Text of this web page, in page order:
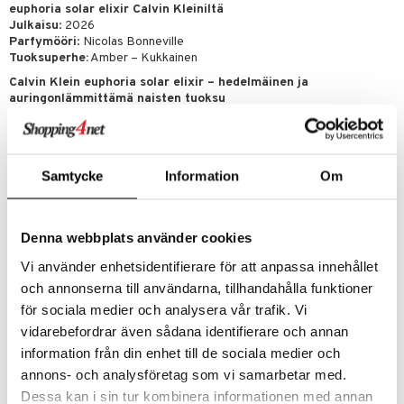
Samtycke Information Om
Denna webbplats använder cookies
Vi använder enhetsidentifierare för att anpassa innehållet
och annonserna till användarna, tillhandahålla funktioner
för sociala medier och analysera vår trafik. Vi
vidarebefordrar även sådana identifierare och annan
information från din enhet till de sociala medier och
annons- och analysföretag som vi samarbetar med.
Dessa kan i sin tur kombinera informationen med annan
euphoria solar elixir Calvin Kleiniltä
Julkaisu: 2026
Parfymööri: Nicolas Bonneville
Tuoksuperhe:Amber – Kukkainen
Calvin Klein euphoria solar elixir – hedelmäinen ja
auringonlämmittämä naisten tuoksu
Calvin Klein euphoria solar elixir Calvin Kleiniltä
on säteilevä ja
elinvoimainen naisten tuoksu, joka huokuu iloa ja energiaa. Tuoksu on
vaniljakukka levittää raikasta ja kevyesti hedelmäistä aromia, joka
antaa tuoksulle ainutlaatuisen ja modernin luonteen.
kultainen orkideakohtaa hedelmäisen avauksen ja luo lämpimän,
säteilevän hohteen. Pohjallavaniljauute ja setripuu-olemusantavat
pehmeän, kermaisen ja auringonlämmittämän lopetuksen, joka viipyy
iholla.
Korkealla28 %:n parfyymipitoisuudellaeuphoria solar elixir
tarjoaa intensiivisen tuoksuelämyksenpitkäkestoisella
pysyvyydellä. Tuloksena onhedelmäinen, auringonlämmittämä ja
elinvoimainen CK-tuoksu
– täydellinen sinulle, joka haluat kantaa
säteilevää ja positiivista tunnustuoksua.